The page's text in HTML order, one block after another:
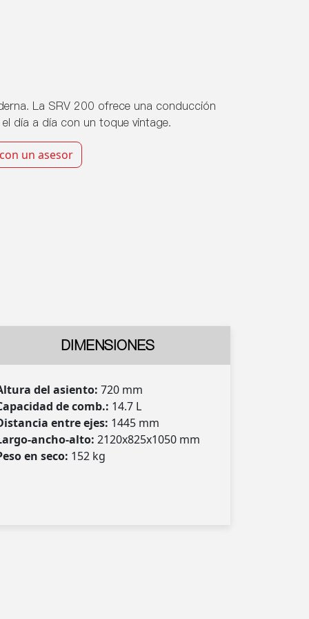
La SRV 200 ofrece una conducción
día a día con un toque vintage.
un asesor
DIMENSIONES
del asiento: 720 mm
de comb.: 14.7 L
entre ejes: 1445 mm
ancho-alto: 2120x825x1050 mm
en seco: 152 kg